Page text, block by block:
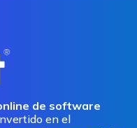
de software
en el